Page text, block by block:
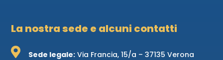
La nostra sede e alcuni contatti
Sede legale: Via Francia, 15/a – 37135 Verona
